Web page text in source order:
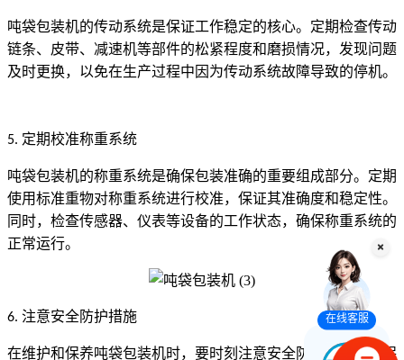
吨袋包装机的传动系统是保证工作稳定的核心。定期检查传动
链条、皮带、减速机等部件的松紧程度和磨损情况，发现问题
及时更换，以免在生产过程中因为传动系统故障导致的停机。
5. 定期校准称重系统
吨袋包装机的称重系统是确保包装准确的重要组成部分。定期
使用标准重物对称重系统进行校准，保证其准确度和稳定性。
同时，检查传感器、仪表等设备的工作状态，确保称重系统的
正常运行。
6. 注意安全防护措施
在维护和保养吨袋包装机时，要时刻注意安全防护措施。确保
在线客服